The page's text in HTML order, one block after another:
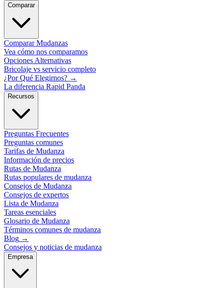
Comparar
Comparar Mudanzas
Vea cómo nos comparamos
Opciones Alternativas
Bricolaje vs servicio completo
¿Por Qué Elegirnos? →
La diferencia Rapid Panda
Recursos
Preguntas Frecuentes
Preguntas comunes
Tarifas de Mudanza
Información de precios
Rutas de Mudanza
Rutas populares de mudanza
Consejos de Mudanza
Consejos de expertos
Lista de Mudanza
Tareas esenciales
Glosario de Mudanza
Términos comunes de mudanza
Blog →
Consejos y noticias de mudanza
Empresa